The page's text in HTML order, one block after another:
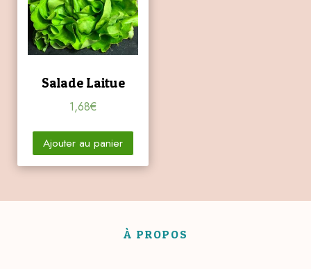
Salade Laitue
1,68€
Ajouter au panier
À PROPOS